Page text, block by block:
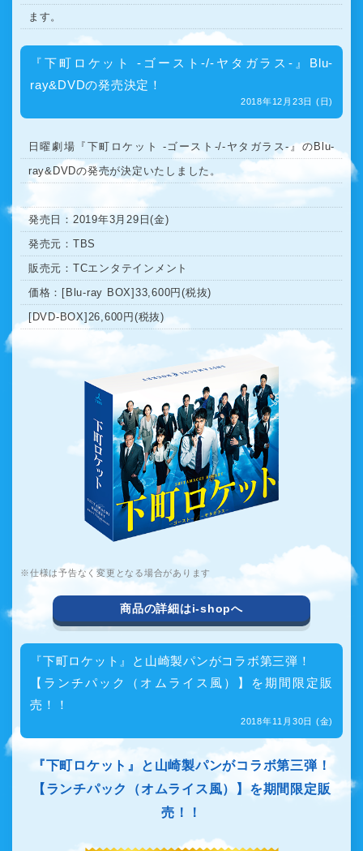
ます。
『下町ロケット -ゴースト-/-ヤタガラス-』Blu-
ray&DVDの発売決定！
2018年12月23日 (日)
日曜劇場『下町ロケット -ゴースト-/-ヤタガラス-』のBlu-
ray&DVDの発売が決定いたしました。
発売日：2019年3月29日(金)
発売元：TBS
販売元：TCエンタテインメント
価格：[Blu-ray BOX]33,600円(税抜)
[DVD-BOX]26,600円(税抜)
仕様は予告なく変更となる場合があります
商品の詳細はi-shopへ
『下町ロケット』と山崎製パンがコラボ第三弾！
【ランチパック（オムライス風）】を期間限定販
売！！
2018年11月30日 (金)
『下町ロケット』と山崎製パンがコラボ第三弾！
【ランチパック（オムライス風）】を期間限定販
売！！